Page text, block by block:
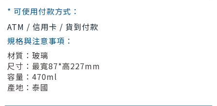
* 可使用付款方式：
ATM / 信用卡 / 貨到付款
規格與注意事項：
材質：玻璃
尺寸：最寬87*高227mm
容量：470ml
產地：泰國